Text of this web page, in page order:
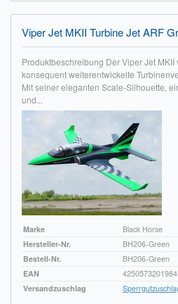
Viper Jet MKII Turbine Jet ARF
Produktbeschreibung Der Viper Jet
konsequent weiterentwickelte
Mit seiner eleganten Scale-Silhouette,
und...
Marke
Black Horse
Hersteller-Nr.
BH206-Green
Bestell-Nr.
BH206-Green
EAN
4250573201984
Versandzuschlag